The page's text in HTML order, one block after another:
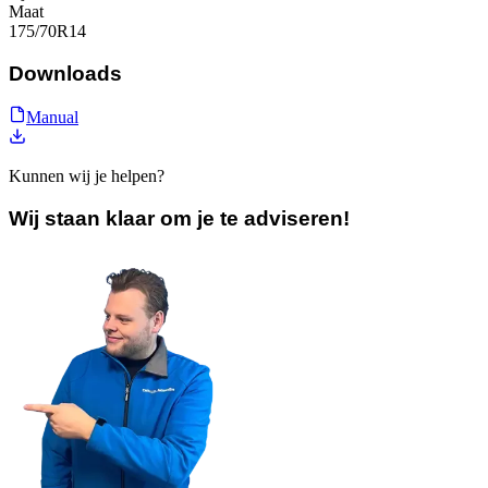
Maat
175/70R14
Downloads
Manual
Kunnen wij je helpen?
Wij staan klaar om je te adviseren!